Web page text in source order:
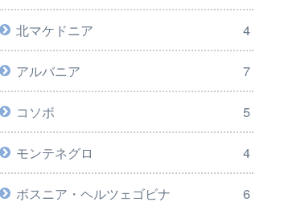
北マケドニア 4
アルバニア 7
コソボ 5
モンテネグロ 4
ボスニア・ヘルツェゴビナ 6